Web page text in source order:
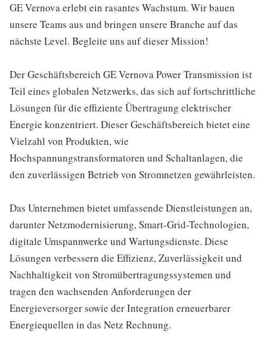
GE Vernova erlebt ein rasantes Wachstum. Wir bauen
unsere Teams aus und bringen unsere Branche auf das
nächste Level. Begleite uns auf dieser Mission!
Der Geschäftsbereich GE Vernova Power Transmission ist
Teil eines globalen Netzwerks, das sich auf fortschrittliche
Lösungen für die effiziente Übertragung elektrischer
Energie konzentriert. Dieser Geschäftsbereich bietet eine
Vielzahl von Produkten, wie
Hochspannungstransformatoren und Schaltanlagen, die
den zuverlässigen Betrieb von Stromnetzen gewährleisten.
Das Unternehmen bietet umfassende Dienstleistungen an,
darunter Netzmodernisierung, Smart-Grid-Technologien,
digitale Umspannwerke und Wartungsdienste. Diese
Lösungen verbessern die Effizienz, Zuverlässigkeit und
Nachhaltigkeit von Stromübertragungssystemen und
tragen den wachsenden Anforderungen der
Energieversorger sowie der Integration erneuerbarer
Energiequellen in das Netz Rechnung.